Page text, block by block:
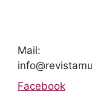
Mail:
Facebook